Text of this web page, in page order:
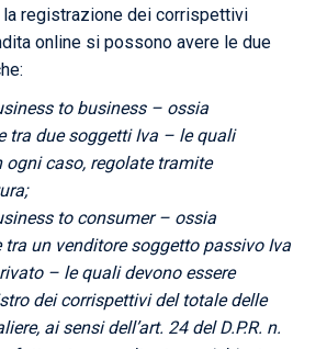
registrazione dei corrispettivi
online si possono avere le due
to business – ossia
tra due soggetti Iva – le quali
ogni caso, regolate tramite
to consumer – ossia
un venditore soggetto passivo Iva
– le quali devono essere
dei corrispettivi del totale delle
ai sensi dell’art. 24 del D.P.R. n.